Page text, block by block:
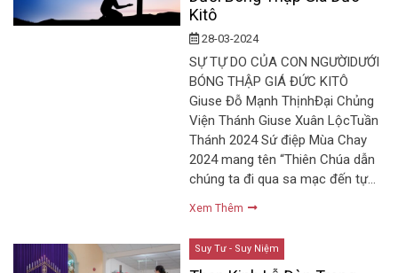
Kitô
28-03-2024
SỰ TỰ DO CỦA CON NGƯỜIDƯỚI
BÓNG THẬP GIÁ ĐỨC KITÔ
Giuse Đỗ Mạnh ThịnhĐại Chủng
Viện Thánh Giuse Xuân LộcTuần
Thánh 2024 Sứ điệp Mùa Chay
2024 mang tên “Thiên Chúa dẫn
chúng ta đi qua sa mạc đến tự…
Xem Thêm
Suy Tư - Suy Niệm